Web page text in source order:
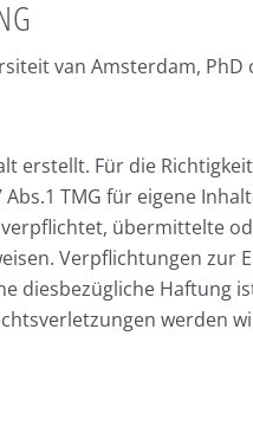
van Amsterdam, PhD
erstellt. Für die
TMG für eigene
übermittelte
Verpflichtungen
diesbezügliche
werden